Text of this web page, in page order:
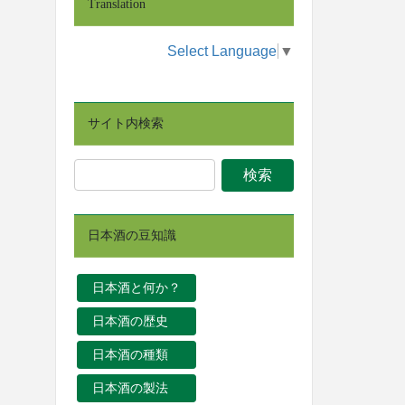
Translation
Select Language ▼
サイト内検索
日本酒の豆知識
日本酒と何か？
日本酒の歴史
日本酒の種類
日本酒の製法